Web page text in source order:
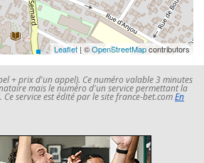
Leaflet| ©OpenStreetMapcontributors
+ prix d'un appel). Ce numéro valable 3 minutes
mais le numéro d'un service permettant la
service est édité par le site france-bet.comEn